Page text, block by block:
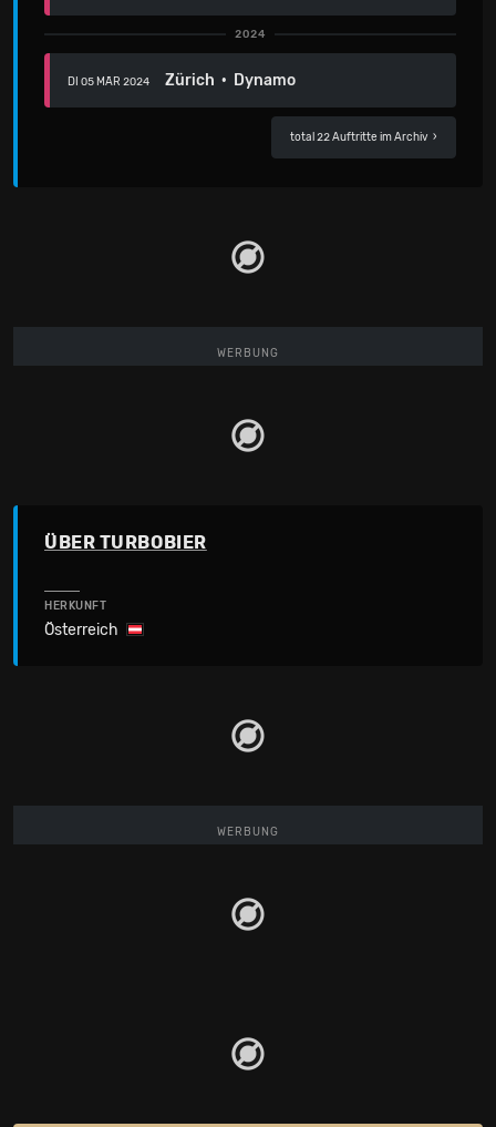
2024
DI 05 MÄR 2024 Zürich · Dynamo
total 22 Auftritte im Archiv ›
WERBUNG
ÜBER TURBOBIER
HERKUNFT
Österreich
WERBUNG